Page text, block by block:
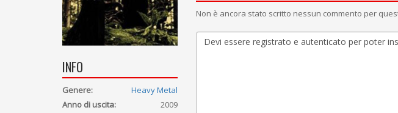
INFO
Genere:
Heavy Metal
Anno di uscita:
2009
Non è ancora stato scritto nessun commento per